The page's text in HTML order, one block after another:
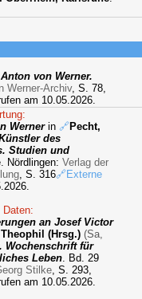
Anton von Werner.
Werner-Archiv, S. 78,
am 10.05.2026.
Wernerin🔗Pecht,
des
Studien und
Nördlingen:Verlag der
, S. 316🔗Externe
Daten:
an Josef Victor
(Hrsg.) (Sa,
Wochenschrift für
Leben. Bd. 29
Stilke, S. 293,
am 10.05.2026.